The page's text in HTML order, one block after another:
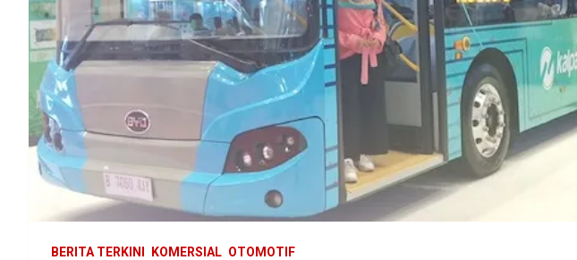
BERITA TERKINI KOMERSIAL OTOMOTIF